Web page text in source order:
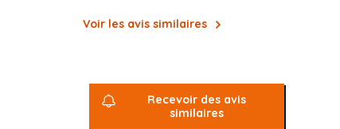
Voir les avis similaires
Recevoir des avis
similaires